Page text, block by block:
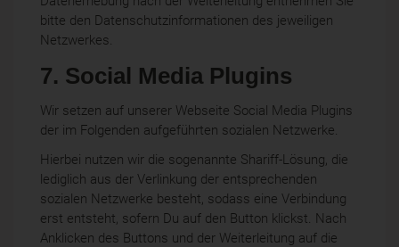
bitte den Datenschutzinformationen des jeweiligen
Netzwerkes.
7. Social Media Plugins
Wir setzen auf unserer Webseite Social Media Plugins
der im Folgenden aufgeführten sozialen Netzwerke.
Hierbei nutzen wir die sogenannte Shariff-Lösung, die
lediglich aus der Verlinkung der entsprechenden
sozialen Netzwerke besteht, sodass eine Verbindung
erst entsteht, sofern Du auf den Button klickst. Nach
Anklicken des Buttons und der Weiterleitung auf die